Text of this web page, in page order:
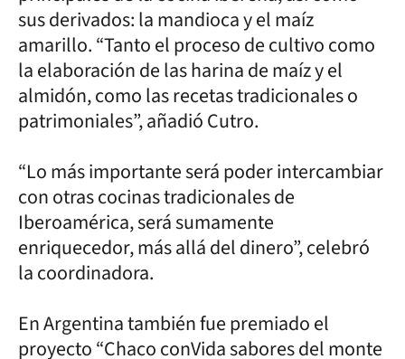
sus derivados: la mandioca y el maíz
amarillo. “Tanto el proceso de cultivo como
la elaboración de las harina de maíz y el
almidón, como las recetas tradicionales o
patrimoniales”, añadió Cutro.
“Lo más importante será poder intercambiar
con otras cocinas tradicionales de
Iberoamérica, será sumamente
enriquecedor, más allá del dinero”, celebró
la coordinadora.
En Argentina también fue premiado el
proyecto “Chaco conVida sabores del monte